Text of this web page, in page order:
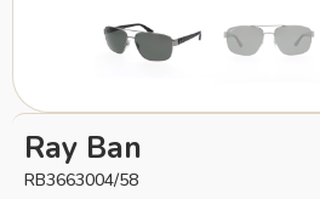
Ray Ban
RB3663004/58